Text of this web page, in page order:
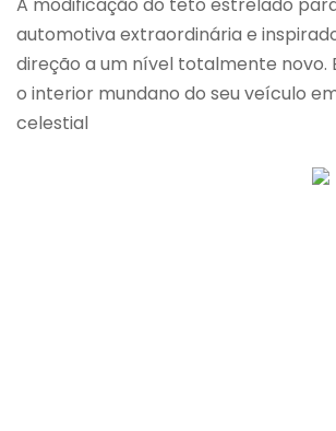
automotiva extraordinária e
direção a um nível totalmente novo.
o interior mundano do seu veículo
celestial